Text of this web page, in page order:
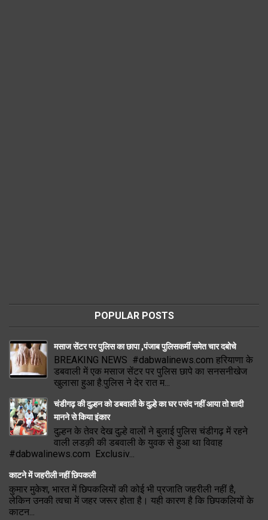
POPULAR POSTS
मसाज सेंटर पर पुलिस का छापा ,पंजाब पुलिसकर्मी समेत चार दबोचे
BREAKING NEWS #dabwalinews.com हरियाणा के
डबवाली में एक मसाज सेंटर पर पुलिस छापे का सनसनीखेज
खुलासा हुआ है.पुलिस ने देर रात म...
चंडीगढ़ की दुल्हन को डबवाली के दुल्हे का घर पसंद नहीं आया तो शादी
मानने से किया इंकार
दुल्हन के तेवर देख दुल्हे वालों ने बुलाई पुलिस चंडीगढ़ में रहने
वाली लडक़ी की डबवाली के युवक से हुआ था विवाह
#dabwalinews.com Exclusiv...
काटने में जहरीली नहीं छिपकली
कुमार मुकेश, भारत में छिपकलियों की कोई भी प्रजाति जहरीली नहीं है,
लेकिन उनकी त्वचा में जहर जरूर होता है। यही कारण है कि छिपकलियों के
काटन...